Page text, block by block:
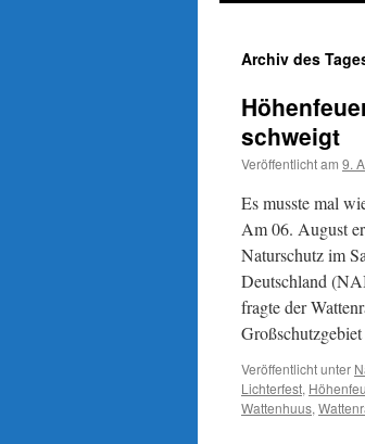
Archiv des
schweigt
Veröffentlicht am 9.
Es musste mal
Am 06. August
Naturschutz im
Deutschland
fragte der
Großschutzgebiet
Veröffentlicht unter
Lichterfest,
Wattenhuus,